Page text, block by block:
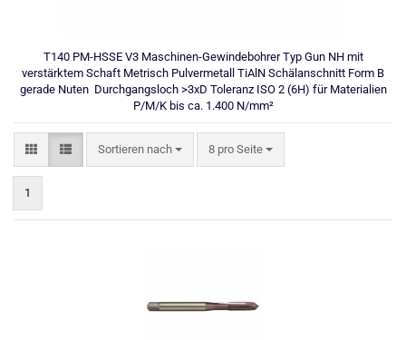
T140 PM-HSSE V3 Maschinen-Gewindebohrer Typ Gun NH mit
verstärktem Schaft Metrisch Pulvermetall TiAlN Schälanschnitt Form B
gerade Nuten Durchgangsloch >3xD Toleranz ISO 2 (6H) für Materialien
P/M/K bis ca. 1.400 N/mm²
Sortieren nach
Sortieren nach 8 pro Seite
pro Seite
1